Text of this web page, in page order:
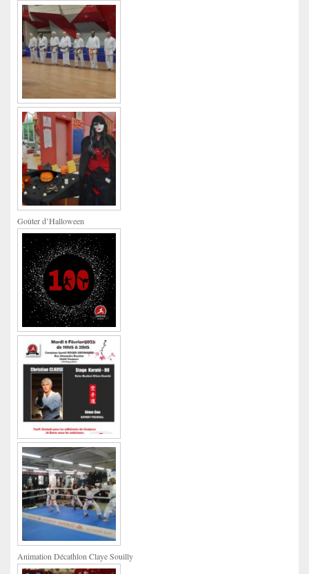
Goûter d’Halloween
Animation Décathlon Claye Souilly